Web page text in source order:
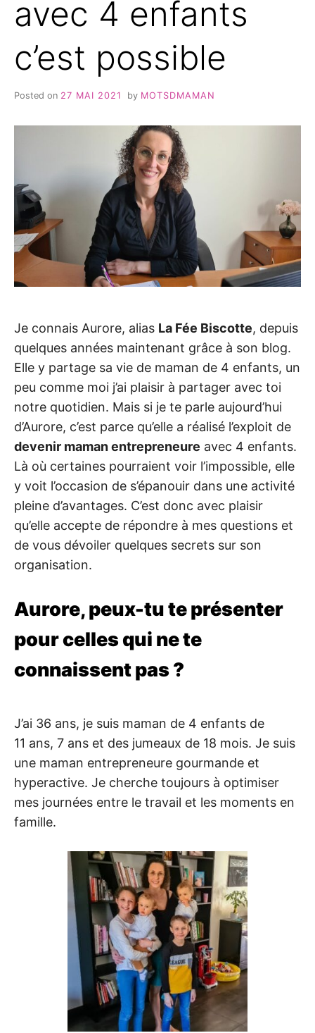
avec 4 enfants
c’est possible
Posted on 27 MAI 2021 by MOTSDMAMAN
Je connais Aurore, alias La Fée Biscotte, depuis
quelques années maintenant grâce à son blog.
Elle y partage sa vie de maman de 4 enfants, un
peu comme moi j’ai plaisir à partager avec toi
notre quotidien. Mais si je te parle aujourd’hui
d’Aurore, c’est parce qu’elle a réalisé l’exploit de
devenir maman entrepreneure avec 4 enfants.
Là où certaines pourraient voir l’impossible, elle
y voit l’occasion de s’épanouir dans une activité
pleine d’avantages. C’est donc avec plaisir
qu’elle accepte de répondre à mes questions et
de vous dévoiler quelques secrets sur son
organisation.
Aurore, peux-tu te présenter
pour celles qui ne te
connaissent pas ?
J’ai 36 ans, je suis maman de 4 enfants de
11 ans, 7 ans et des jumeaux de 18 mois. Je suis
une maman entrepreneure gourmande et
hyperactive. Je cherche toujours à optimiser
mes journées entre le travail et les moments en
famille.